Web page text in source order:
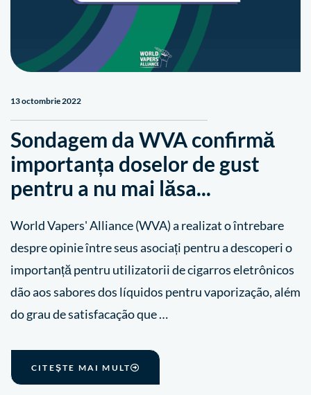
13 octombrie 2022
Sondagem da WVA confirmă
importanța doselor de gust
pentru a nu mai lăsa...
World Vapers' Alliance (WVA) a realizat o întrebare
despre opinie între seus asociați pentru a descoperi o
importanță pentru utilizatorii de cigarros eletrônicos
dão aos sabores dos líquidos pentru vaporização, além
do grau de satisfacação que …
CITEŞTE MAI MULT